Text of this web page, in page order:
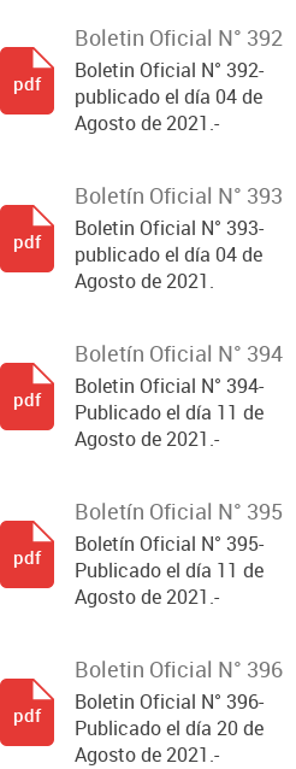
Boletin Oficial N° 392
Boletin Oficial N° 392-
publicado el día 04 de
Agosto de 2021.-
pdf
Boletín Oficial N° 393
Boletin Oficial N° 393-
publicado el día 04 de
Agosto de 2021.
pdf
Boletín Oficial N° 394
Boletin Oficial N° 394-
Publicado el día 11 de
Agosto de 2021.-
pdf
Boletín Oficial N° 395
Boletín Oficial N° 395-
Publicado el día 11 de
Agosto de 2021.-
pdf
Boletin Oficial N° 396
Boletin Oficial N° 396-
Publicado el día 20 de
Agosto de 2021.-
pdf